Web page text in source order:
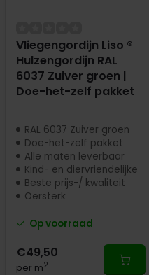
Vliegengordijn Liso ®
Hulzengordijn RAL
6037 Zuiver groen |
Doe-het-zelf pakket
RAL 6037 Zuiver groen
Doe-het-zelf pakket
Alle maten leverbaar
Kind- en diervriendelijke
Beste prijs-/ kwaliteit
Oersterk
Op voorraad
€49,50
per m2